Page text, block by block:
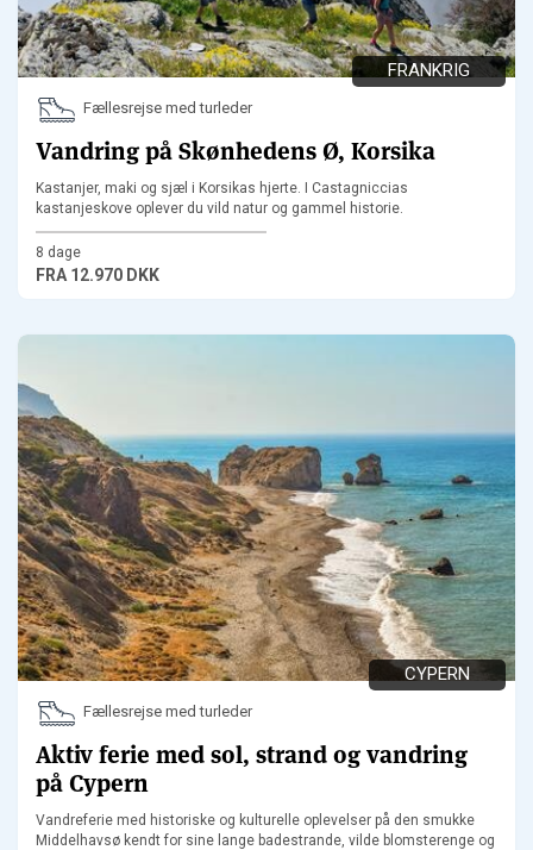
FRANKRIG
Fællesrejse med turleder
Vandring på Skønhedens Ø, Korsika
Kastanjer, maki og sjæl i Korsikas hjerte. I Castagniccias
kastanjeskove oplever du vild natur og gammel historie.
8 dage
FRA 12.970 DKK
CYPERN
Fællesrejse med turleder
Aktiv ferie med sol, strand og vandring
på Cypern
Vandreferie med historiske og kulturelle oplevelser på den smukke
Middelhavsø kendt for sine lange badestrande, vilde blomsterenge og